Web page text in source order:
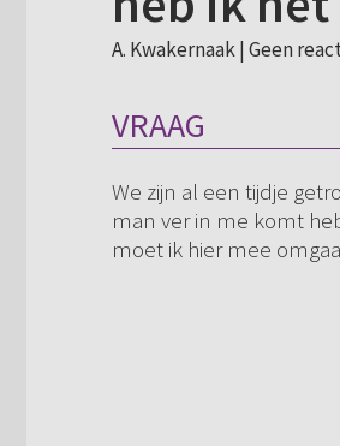
A. Kwakernaak | Geen
VRAAG
We zijn al een tijdje
man ver in me komt
moet ik hier mee